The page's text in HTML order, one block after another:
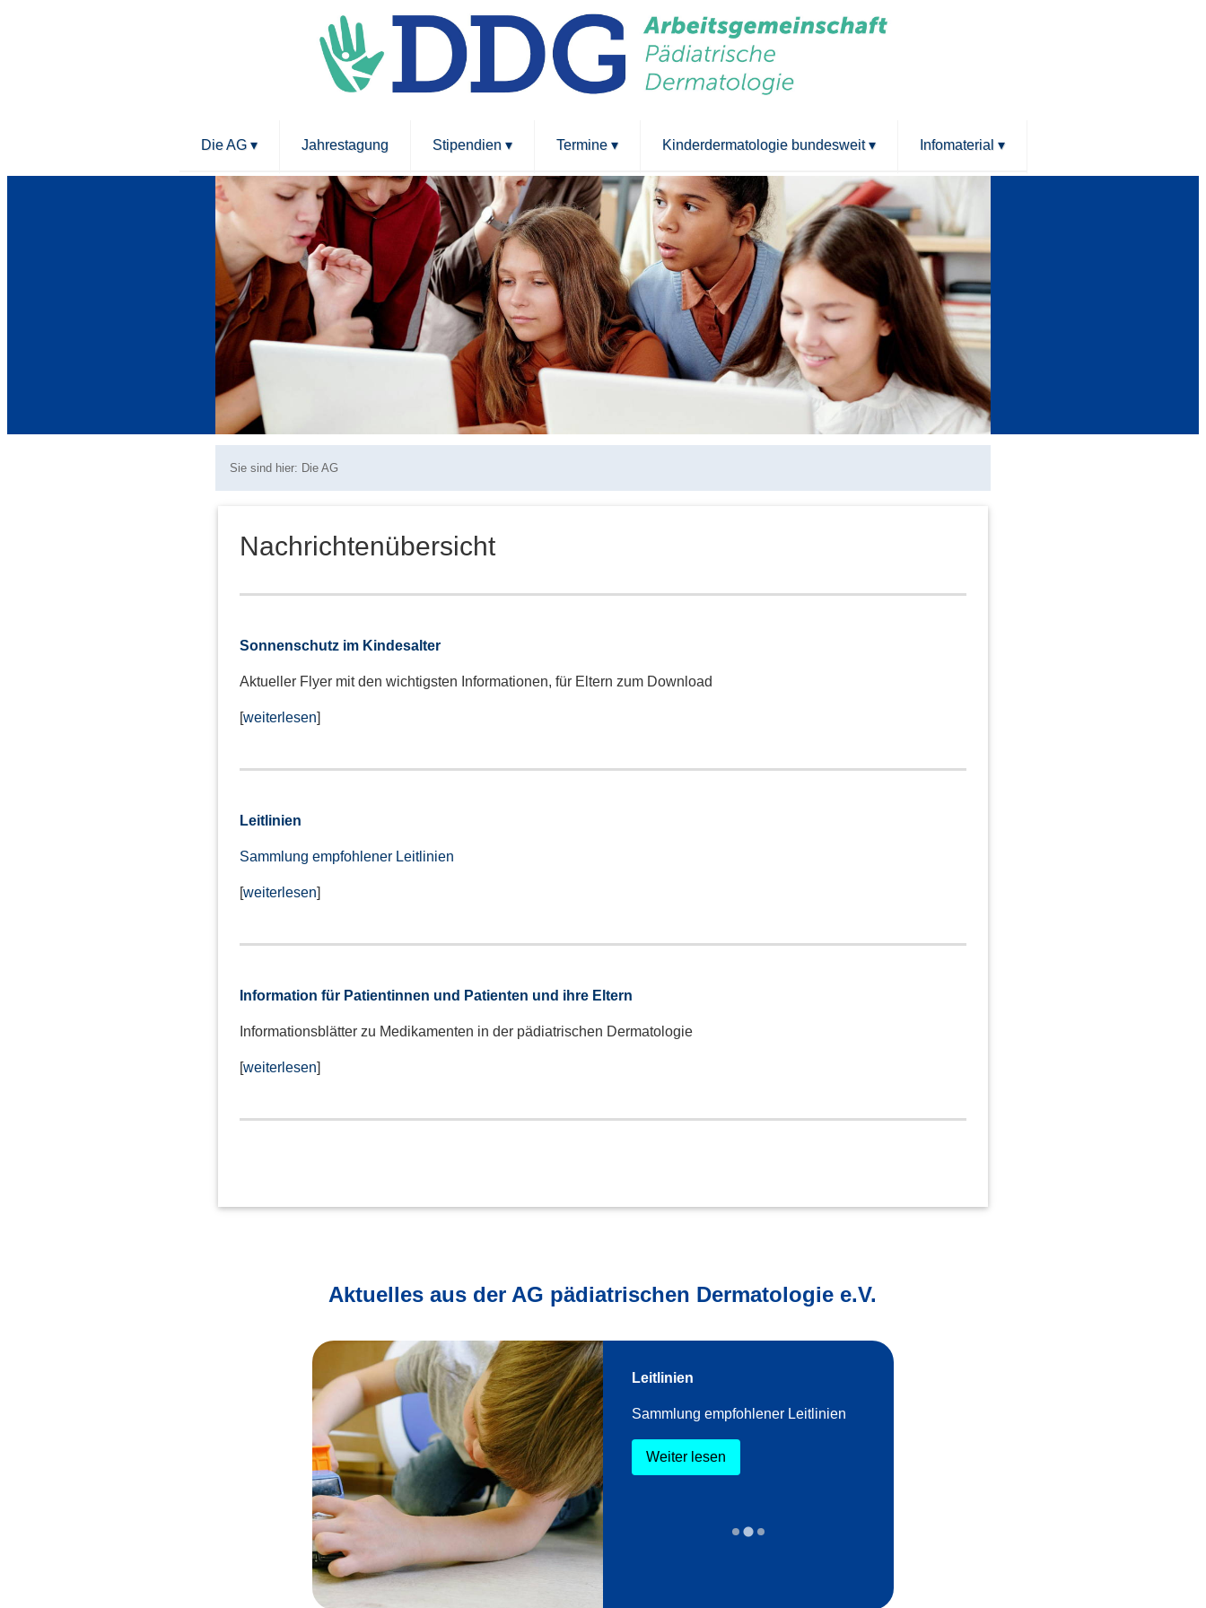
Die AG ▾ Jahrestagung Stipendien ▾ Termine ▾ Kinderdermatologie bundesweit▾ Infomaterial ▾
Sie sind hier: Die AG
Nachrichtenübersicht
Sonnenschutz im Kindesalter
Aktueller Flyer mit den wichtigsten Informationen, für Eltern zum Download
[weiterlesen]
Leitlinien
Sammlung empfohlener Leitlinien
[weiterlesen]
Information für Patientinnen und Patienten und ihre Eltern
Informationsblätter zu Medikamenten in der pädiatrischen Dermatologie
[weiterlesen]
Aktuelles aus der AG pädiatrischen Dermatologie e.V.
Sonnenschutz im Kindesalter
Aktueller Flyer mit den wichtigsten
Informationen, für Eltern zum
Download
Weiter lesen
Leitlinien
Sammlung empfohlener Leitlinien
Weiter lesen